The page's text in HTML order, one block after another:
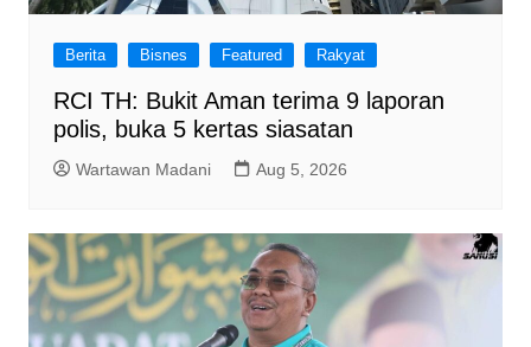
Berita Bisnes Featured Rakyat
RCI TH: Bukit Aman terima 9 laporan
polis, buka 5 kertas siasatan
Wartawan Madani Aug 5, 2026